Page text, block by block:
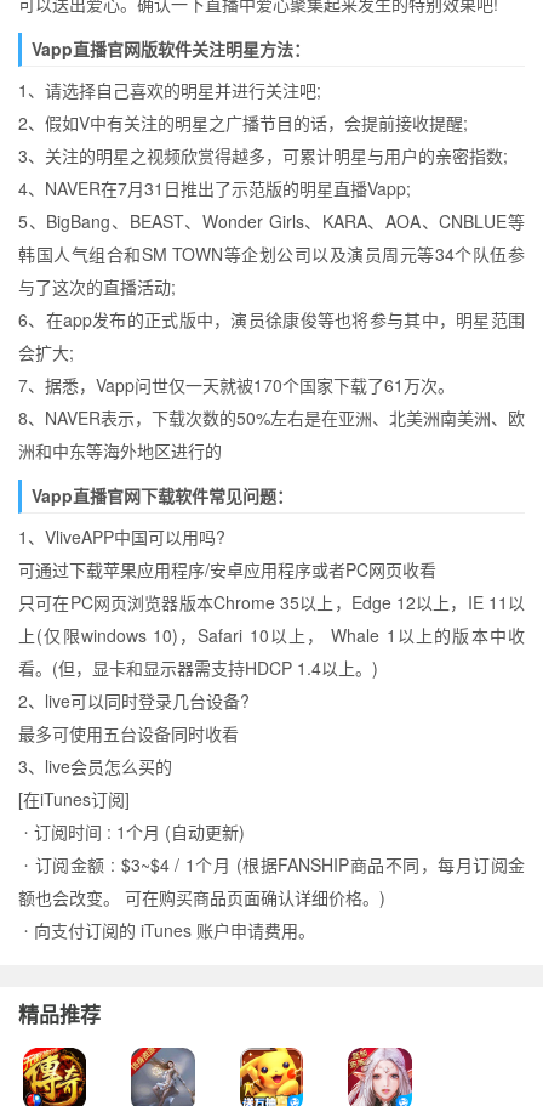
Vapp直播官网版软件关注明星方法：
1、请选择自己喜欢的明星并进行关注吧;
2、假如V中有关注的明星之广播节目的话，会提前接收提醒;
3、关注的明星之视频欣赏得越多，可累计明星与用户的亲密指数;
4、NAVER在7月31日推出了示范版的明星直播Vapp;
5、BigBang、BEAST、Wonder Girls、KARA、AOA、CNBLUE等
韩国人气组合和SM TOWN等企划公司以及演员周元等34个队伍参
与了这次的直播活动;
6、在app发布的正式版中，演员徐康俊等也将参与其中，明星范围
会扩大;
7、据悉，Vapp问世仅一天就被170个国家下载了61万次。
8、NAVER表示，下载次数的50%左右是在亚洲、北美洲南美洲、欧
洲和中东等海外地区进行的
Vapp直播官网下载软件常见问题：
1、VliveAPP中国可以用吗?
可通过下载苹果应用程序/安卓应用程序或者PC网页收看
只可在PC网页浏览器版本Chrome 35以上，Edge 12以上，IE 11以
上(仅限windows 10)，Safari 10以上， Whale 1以上的版本中收
看。(但，显卡和显示器需支持HDCP 1.4以上。)
2、live可以同时登录几台设备?
最多可使用五台设备同时收看
3、live会员怎么买的
[在iTunes订阅]
ㆍ订阅时间 : 1个月 (自动更新)
ㆍ订阅金额 : $3~$4 / 1个月 (根据FANSHIP商品不同，每月订阅金
额也会改变。 可在购买商品页面确认详细价格。)
ㆍ向支付订阅的 iTunes 账户申请费用。
精品推荐